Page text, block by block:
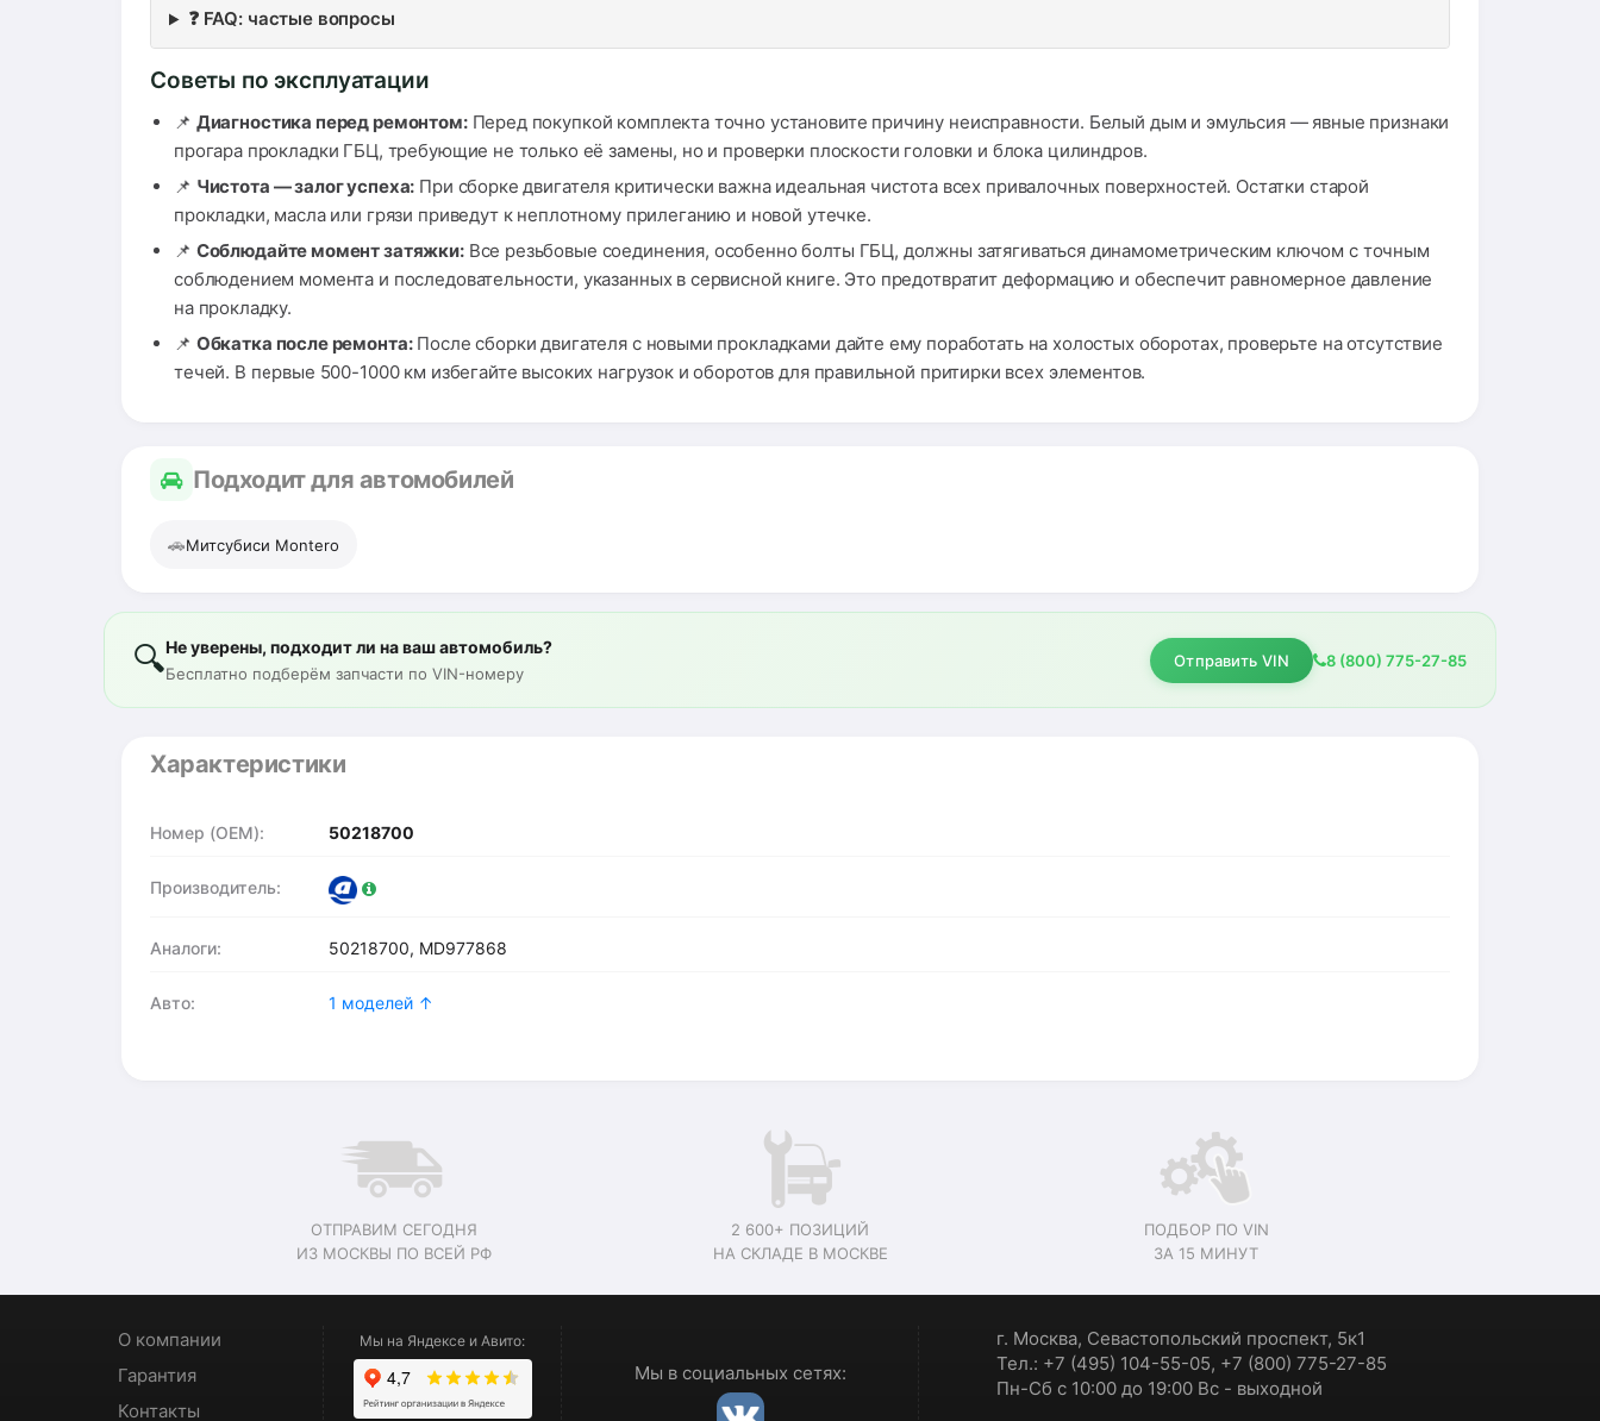
❓ FAQ: частые вопросы
Советы по эксплуатации
📌 Диагностика перед ремонтом:Перед покупкой комплекта точно установите причину неисправности. Белый дым и эмульсия — явные признаки
прогара прокладки ГБЦ, требующие не только её замены, но и проверки плоскости головки и блока цилиндров.
📌 Чистота — залог успеха: При сборке двигателя критически важна идеальная чистота всех привалочных поверхностей. Остатки старой
прокладки, масла или грязи приведут к неплотному прилеганию и новой утечке.
📌 Соблюдайте момент затяжки:Все резьбовые соединения, особенно болты ГБЦ, должны затягиваться динамометрическим ключом с точным
соблюдением момента и последовательности, указанных в сервисной книге. Это предотвратит деформацию и обеспечит равномерное давление
на прокладку.
📌 Обкатка после ремонта:После сборки двигателя с новыми прокладками дайте ему поработать на холостых оборотах, проверьте на отсутствие
течей. В первые 500-1000 км избегайте высоких нагрузок и оборотов для правильной притирки всех элементов.
Подходит для автомобилей
🚗Митсубиси Montero
🔍Не уверены, подходит ли на ваш автомобиль?
Бесплатно подберём запчасти по VIN-номеру
Отправить VIN 8 (800) 775-27-85
Характеристики
Номер (OEM): 50218700
Производитель:
Аналоги: 50218700, MD977868
Авто: 1 моделей ↑
ОТПРАВИМ СЕГОДНЯ
ИЗ МОСКВЫ ПО ВСЕЙ РФ
2 600+ ПОЗИЦИЙ
НА СКЛАДЕ В МОСКВЕ
ПОДБОР ПО VIN
ЗА 15 МИНУТ
О компании
Гарантия
Контакты
Мы на Яндексе и Авито:
Мы в социальных сетях:
г. Москва, Севастопольский проспект, 5к1
Тел.: +7 (495) 104-55-05, +7 (800) 775-27-85
Пн-Сб с 10:00 до 19:00 Вс - выходной